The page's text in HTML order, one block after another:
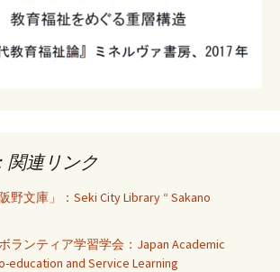
関連リンク
文庫」：Seki City Library “ Sakano
ランティア学習学会：Japan Academic
education and Service Learning